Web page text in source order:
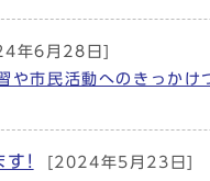
年6月28日]
市民活動へのきっかけ
す!
[2024年5月23日]